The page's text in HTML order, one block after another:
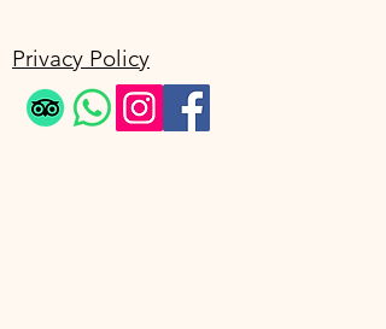
Privacy Policy